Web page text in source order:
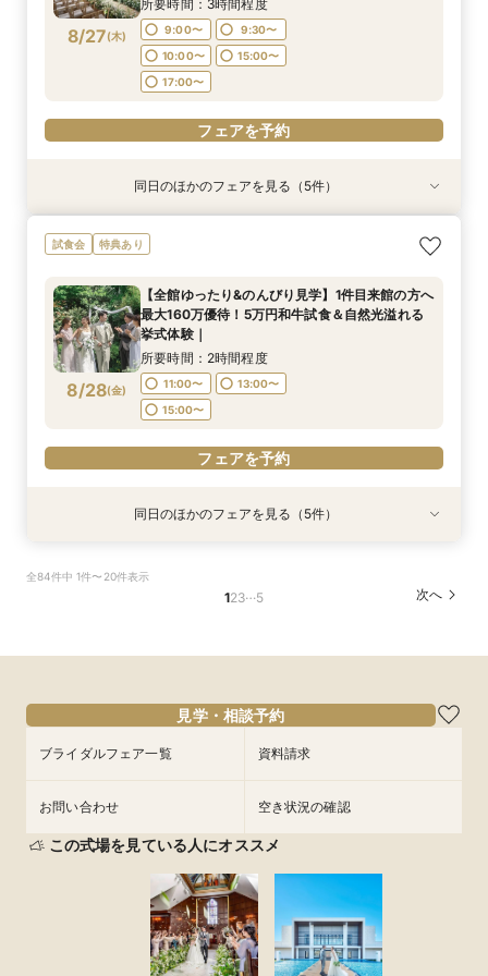
フェアを予約
フェアを予約
フェアを予約
8/27(木)
所要時間：3時間程度
9:00〜
9:30〜
10:00〜
15:00〜
17:00〜
フェアを予約
特典あり
8/27(木)
最短2か月で準備も可能【6名様×55万円～】高
崎駅徒歩3分の好アクセス×豪華おもてなし料理
所要時間：2時間程度
9:00〜
15:00〜
17:00〜
フェアを予約
特典あり
8/27(木)
和装も気になる方へ｜カジュアル和婚から本格的
な神前式もイメージが膨らむご案内♪｜フォトウ
所要時間：2時間程度
11:30〜
15:00〜
フェアを予約
特典あり
8/27(木)
【全館ゆったり&のんびり見学】1件目来館の方へ
最大160万優待！5万円和牛試食＆自然光溢れる
所要時間：2時間程度
11:00〜
15:00〜
フェアを予約
特典あり
8/27(木)
最短3ヶ月で準備可能×マタニティ＆パパママ婚
も安心フェア【20名様×75万円～】豪華特典｜
所要時間：2時間程度
11:30〜
15:00〜
フェアを予約
8/27(木)
タイパ重視のおふたりへ｜60分クイック相談会
｜お見積りのご案内も可能
10:00〜
15:00〜
17:00〜
フェアを予約
同日のほかのフェアを見る（5件）
試食会 特典あり
8/28(金)
【全館ゆったり&のんびり見学】1件目来館の方へ
最大160万優待！5万円和牛試食＆自然光溢れる
挙式体験｜
所要時間：2時間程度
11:00〜
13:00〜
15:00〜
フェアを予約
特典あり
8/28
も安心フェア【20名様×75万円～】豪華特典｜
成約特典*会場費プレゼント｜
11:30〜
13:00〜
フェアを予約
8/28
｜お見積りのご案内も可能
フェアを予約
特典あり
8/28
数・イメージなど未定でも安心して相談にお越し
9:00〜
9:30〜
17:00〜
フェアを予約
特典あり
8/28
崎駅徒歩3分の好アクセス×豪華おもてなし料理
｜成約特典ドレス特典×会場費プレゼント
9:00〜
10:00〜
フェアを予約
特典あり
8/28
な神前式もイメージが膨らむご案内♪｜フォトウ
エディング希望もご相談可能♪
11:30〜
13:00〜
フェアを予約
同日のほかのフェアを見る（5件）
全84件中 1件〜20件表示
123…5 次へ
見学・相談予約
ブライダルフェア一覧 資料請求
お問い合わせ 空き状況の確認
この式場を見ている人にオススメ